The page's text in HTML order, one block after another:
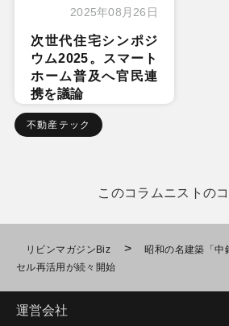
2025年08月26日
次世代住宅シンポジ
ウム2025。スマート
ホーム普及へ官民連
携を議論
不動産テック
このコラムニストの
リビンマガジンBiz >
昭和の名建築「中
セル再活用が続々開始
運営会社